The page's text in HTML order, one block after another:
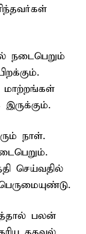
நடைபெறும்
மாற்றங்கள்
நாள்.
செய்வதில்
பலன்